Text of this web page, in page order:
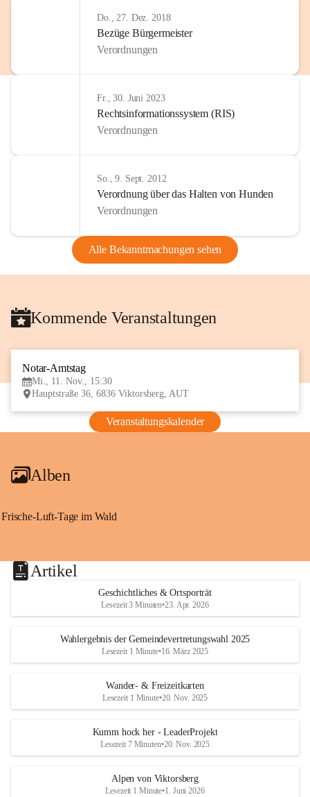
Do., 27. Dez. 2018
Bezüge Bürgermeister
Verordnungen
Fr., 30. Juni 2023
Rechtsinformationssystem (RIS)
Verordnungen
So., 9. Sept. 2012
Verordnung über das Halten von Hunden
Verordnungen
Alle Bekanntmachungen sehen
Kommende Veranstaltungen
Notar-Amtstag
Mi., 11. Nov., 15:30
Hauptstraße 36, 6836 Viktorsberg, AUT
Veranstaltungskalender
Alben
Frische-Luft-Tage im Wald
Artikel
Geschichtliches & Ortsporträt
Lesezeit 3 Minuten•23. Apr. 2026
Wahlergebnis der Gemeindevertretungswahl 2025
Lesezeit 1 Minute•16. März 2025
Wander- & Freizeitkarten
Lesezeit 1 Minute•20. Nov. 2025
Kumm hock her - LeaderProjekt
Lesezeit 7 Minuten•20. Nov. 2025
Alpen von Viktorsberg
Lesezeit 1 Minute•1. Juni 2026